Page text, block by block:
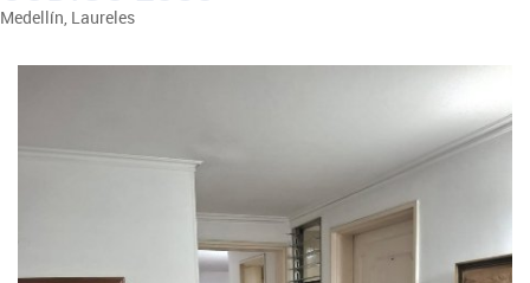
Medellín, Laureles